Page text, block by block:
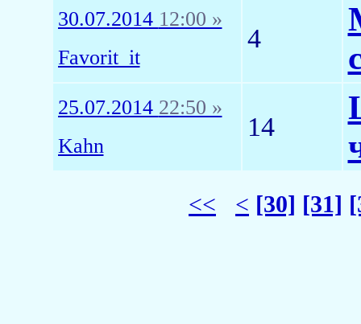
30.07.2014 12:00 »
Favorit_it
4
25.07.2014 22:50 »
Kahn
14
<< < [30] [31]